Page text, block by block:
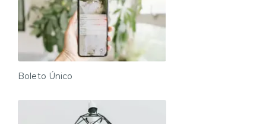
Boleto Único